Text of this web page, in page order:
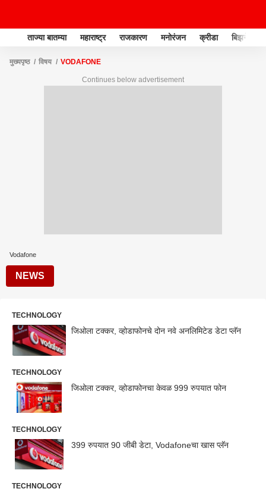
ताज्या बातम्या महाराष्ट्र राजकारण मनोरंजन क्रीडा बिझनेस
मुख्यपृष्ठ विषय VODAFONE
Continues below advertisement
Vodafone
NEWS
TECHNOLOGY
जिओला टक्कर, व्होडाफोनचे दोन नवे अनलिमिटेड डेटा प्लॅन
TECHNOLOGY
जिओला टक्कर, व्होडाफोनचा केवळ 999 रुपयात फोन
TECHNOLOGY
399 रुपयात 90 जीबी डेटा, Vodafoneचा खास प्लॅन
TECHNOLOGY